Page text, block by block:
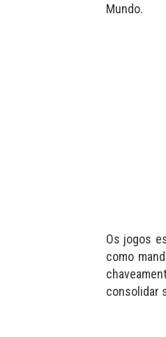
Mundo.
Os jogos
como
consolidar